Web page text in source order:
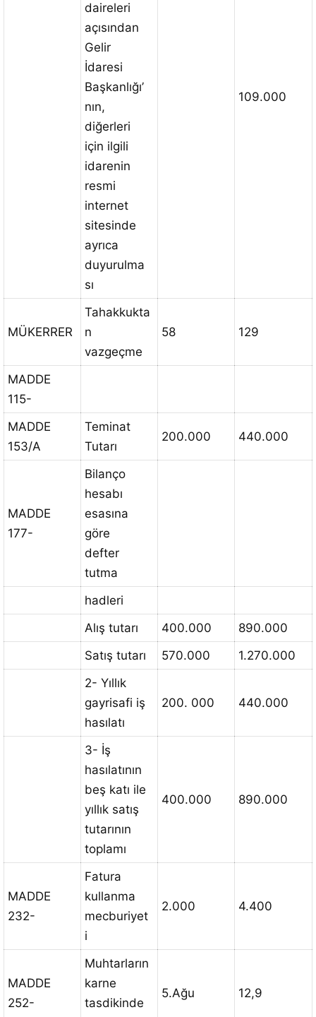
daireleri
açısından
Gelir
İdaresi
Başkanlığı’
nın,
diğerleri
için ilgili
idarenin
resmi
internet
sitesinde
ayrıca
duyurulma
sı
109.000
MÜKERRER
Tahakkukta
n
vazgeçme
58 129
MADDE
115-
MADDE
153/A
Teminat
Tutarı
200.000 440.000
MADDE
177-
Bilanço
hesabı
esasına
göre
defter
tutma
hadleri
Alış tutarı
400.000
890.000
Satış tutarı
570.000
1.270.000
2- Yıllık
gayrisafi iş
hasılatı
200. 000 440.000
3- İş
hasılatının
beş katı ile
yıllık satış
tutarının
toplamı
400.000 890.000
MADDE
232-
Fatura
kullanma
mecburiyet
i
2.000 4.400
MADDE
252-
Muhtarların
karne
tasdikinde
5.Ağu 12,9